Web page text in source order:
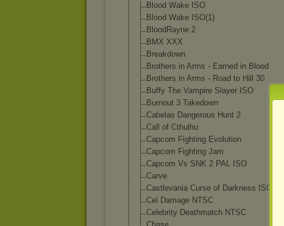
Blood Wake ISO
Blood Wake ISO(1)
BloodRayne 2
BMX XXX
Breakdown
Brothers in Arms - Earned in Blood
Brothers in Arms - Road to Hill 30
Buffy The Vampire Slayer ISO
Burnout 3 Takedown
Cabelas Dangerous Hunt 2
Call of Cthulhu
Capcom Fighting Evolution
Capcom Fighting Jam
Capcom Vs SNK 2 PAL ISO
Carve
Castlevania Curse of Darkness ISO
Cel Damage NTSC
Celebrity Deathmatch NTSC